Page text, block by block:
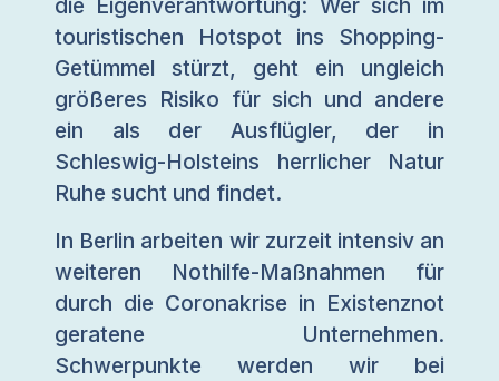
die Eigenverantwortung: Wer sich im
touristischen Hotspot ins Shopping-
Getümmel stürzt, geht ein ungleich
größeres Risiko für sich und andere
ein als der Ausflügler, der in
Schleswig-Holsteins herrlicher Natur
Ruhe sucht und findet.
In Berlin arbeiten wir zurzeit intensiv an
weiteren Nothilfe-Maßnahmen für
durch die Coronakrise in Existenznot
geratene Unternehmen.
Schwerpunkte werden wir bei